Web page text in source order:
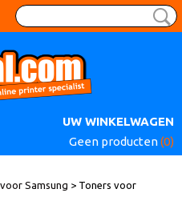
UW WINKELWAGEN
Geen producten(0)
Samsung > Toners voor